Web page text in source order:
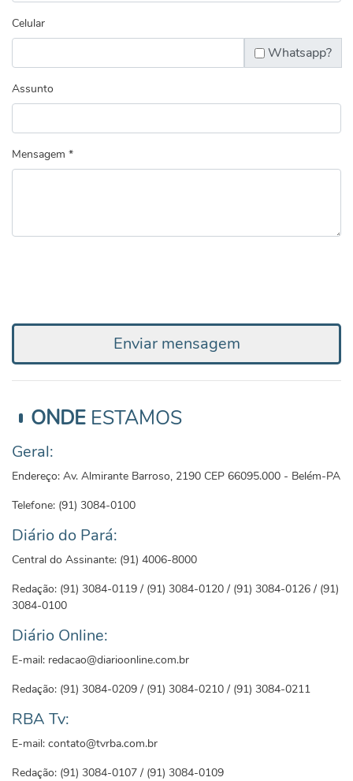
Celular
Whatsapp?
Assunto
Mensagem *
Enviar mensagem
ONDE ESTAMOS
Geral:
Endereço: Av. Almirante Barroso, 2190 CEP 66095.000 - Belém-PA
Telefone: (91) 3084-0100
Diário do Pará:
Central do Assinante: (91) 4006-8000
Redação: (91) 3084-0119 / (91) 3084-0120 / (91) 3084-0126 / (91)
3084-0100
Diário Online:
E-mail: redacao@diarioonline.com.br
Redação: (91) 3084-0209 / (91) 3084-0210 / (91) 3084-0211
RBA Tv:
E-mail: contato@tvrba.com.br
Redação: (91) 3084-0107 / (91) 3084-0109